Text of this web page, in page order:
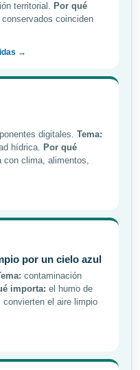
territorial. Por qué
coinciden
→
digitales. Tema:
hídrica. Por qué
con clima, alimentos,
por un cielo azul
contaminación
importa: el humo de
el aire limpio